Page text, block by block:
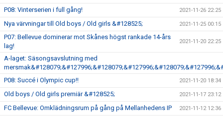
P08: Vinterserien i full gång! 2021-11-26 22:25
Nya värvningar till Old boys / Old girls &#128525; 2021-11-25 00:15
P07: Bellevue dominerar mot Skånes högst rankade 14-års
lag!
2021-11-20 22:25
A-laget: Säsongsavslutning med
P08: Succé i Olympic cup!!
2021-11-20 18:34
Old boys / Old girls premiär &#128525; 2021-11-17 23:12
FC Bellevue: Omklädningsrum på gång på Mellanhedens IP 2021-11-12 12:36